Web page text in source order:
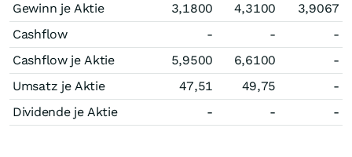
Gewinn je Aktie
3,1800 4,3100
3,9067
Cashflow
- -
-
Cashflow je Aktie
5,9500 6,6100
-
Umsatz je Aktie
47,51 49,75
-
Dividende je Aktie
- - -